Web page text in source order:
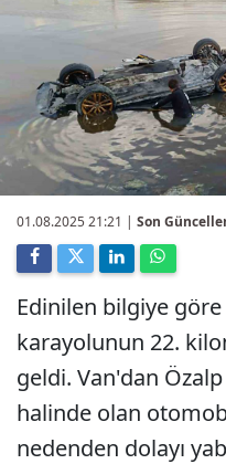
01.08.2025 21:21 | Son
Edinilen bilgiye
karayolunun 22.
geldi. Van'dan
halinde olan
nedenden dolayı